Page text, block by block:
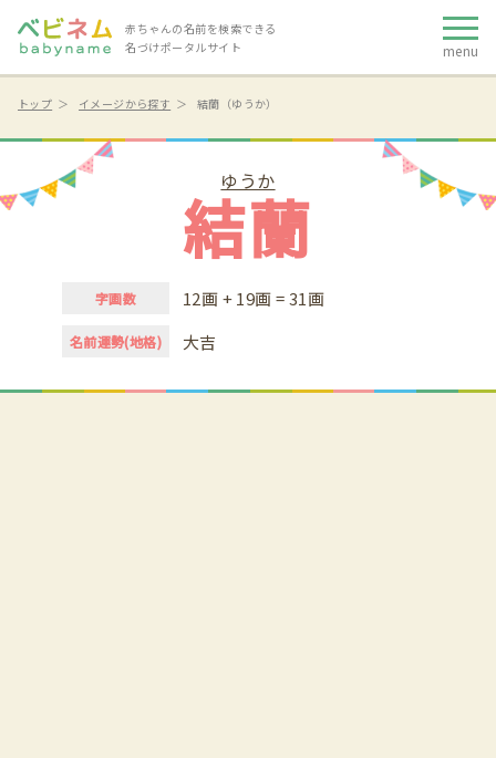
赤ちゃんの名前を検索できる
名づけポータルサイト
menu
トップ イメージから探す 結蘭（ゆうか）
ゆうか
結蘭
字画数 12画 + 19画 = 31画
名前運勢(地格) 大吉